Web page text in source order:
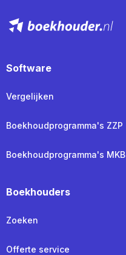
Software
Vergelijken
Boekhoudprogramma's ZZP
Boekhoudprogramma's MKB
Boekhouders
Zoeken
Offerte service